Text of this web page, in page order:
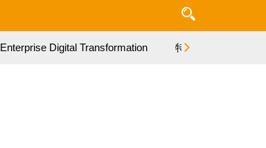
Enterprise Digital Transformation 特集